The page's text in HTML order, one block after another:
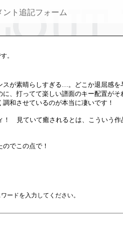
ント追記フォーム
。
スが素晴らしすぎる…。どこか退屈感を
に、打ってて楽しい譜面のキー配置がそ
和させているのが本当に凄いです！
！ 見ていて癒されるとは、こういう作
でこの点で！
ードを入力してください。